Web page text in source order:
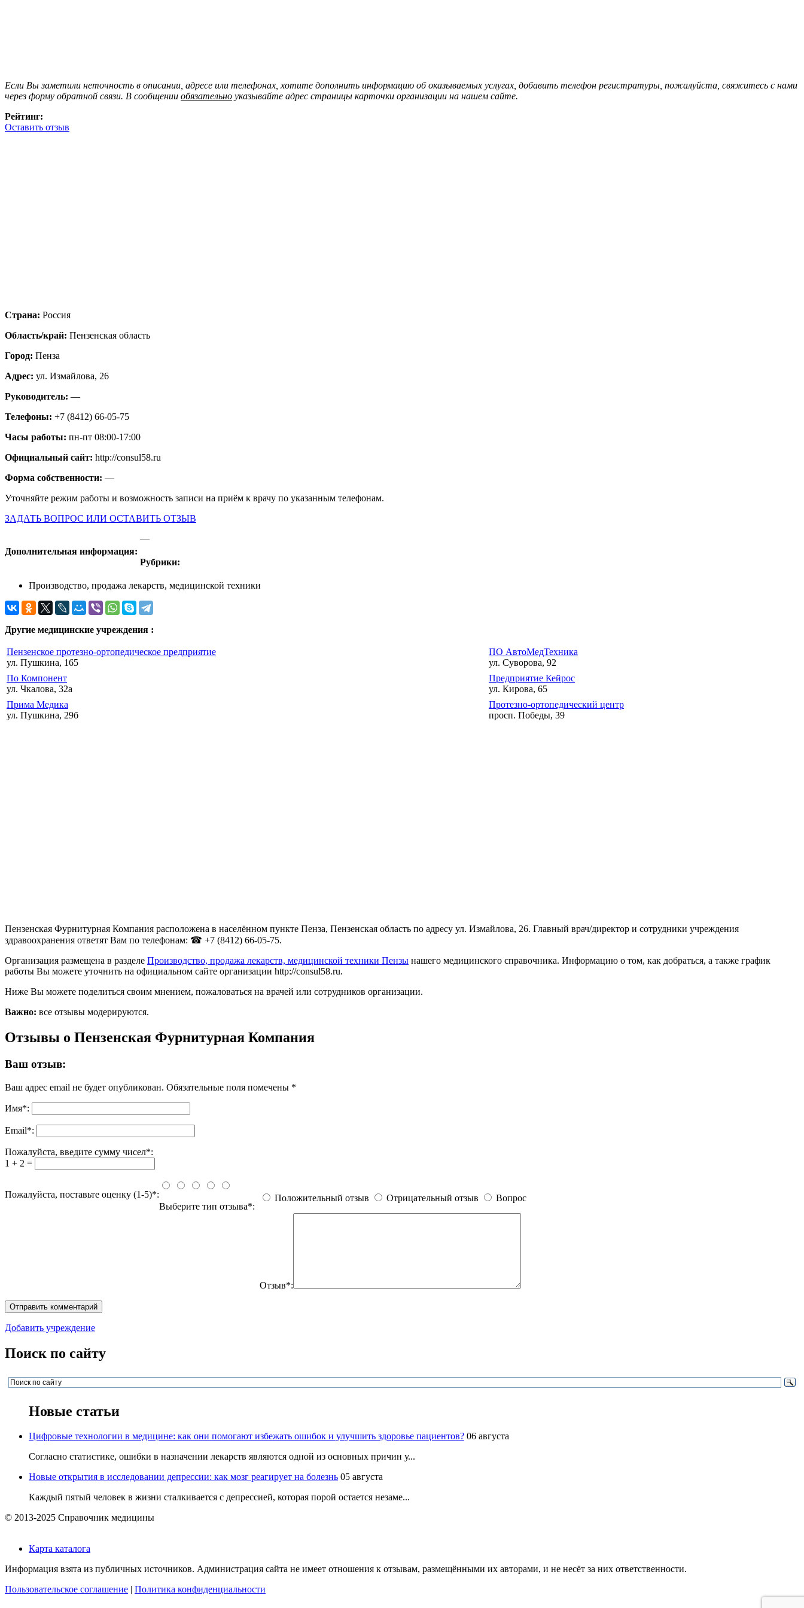
Если Вы заметили неточность в описании, адресе или телефонах, хотите дополнить информацию об оказываемых услугах, добавить телефон регистратуры, пожалуйста, свяжитесь с нами
через форму обратной связи. В сообщении обязательно указывайте адрес страницы карточки организации на нашем сайте.
Рейтинг:
Оставить отзыв
Страна: Россия
Область/край: Пензенская область
Город: Пенза
Адрес: ул. Измайлова, 26
Руководитель: —
Телефоны: +7 (8412) 66-05-75
Часы работы: пн-пт 08:00-17:00
Официальный сайт: http://consul58.ru
Форма собственности: —
Уточняйте режим работы и возможность записи на приём к врачу по указанным телефонам.
ЗАДАТЬ ВОПРОС ИЛИ ОСТАВИТЬ ОТЗЫВ
Дополнительная информация:
—
Рубрики:
Производство, продажа лекарств, медицинской техники
Другие медицинские учреждения :
Пензенское протезно-ортопедическое предприятие
ул. Пушкина, 165
ПО АвтоМедТехника
ул. Суворова, 92
По Компонент
ул. Чкалова, 32а
Предприятие Кейрос
ул. Кирова, 65
Прима Медика
ул. Пушкина, 29б
Протезно-ортопедический центр
просп. Победы, 39
Пензенская Фурнитурная Компания расположена в населённом пункте Пенза, Пензенская область по адресу ул. Измайлова, 26. Главный врач/директор и сотрудники учреждения
здравоохранения ответят Вам по телефонам: ☎ +7 (8412) 66-05-75.
Организация размещена в разделе Производство, продажа лекарств, медицинской техники Пензы нашего медицинского справочника. Информацию о том, как добраться, а также график
работы Вы можете уточнить на официальном сайте организации http://consul58.ru.
Ниже Вы можете поделиться своим мнением, пожаловаться на врачей или сотрудников организации.
Важно: все отзывы модерируются.
Отзывы о Пензенская Фурнитурная Компания
Ваш отзыв:
Ваш адрес email не будет опубликован. Обязательные поля помечены *
Имя*:
Email*:
Пожалуйста, введите сумму чисел*:
1 + 2 =
Пожалуйста, поставьте оценку (1-5)*:
Выберите тип отзыва*:
Положительный отзыв Отрицательный отзыв Вопрос
Отзыв*:
Добавить учреждение
Поиск по сайту
Новые статьи
Цифровые технологии в медицине: как они помогают избежать ошибок и улучшить здоровье пациентов? 06 августа
Согласно статистике, ошибки в назначении лекарств являются одной из основных причин у...
Новые открытия в исследовании депрессии: как мозг реагирует на болезнь 05 августа
Каждый пятый человек в жизни сталкивается с депрессией, которая порой остается незаме...
© 2013-2025 Справочник медицины
Карта каталога
Информация взята из публичных источников. Администрация сайта не имеет отношения к отзывам, размещёнными их авторами, и не несёт за них ответственности.
Пользовательское соглашение
Политика конфиденциальности